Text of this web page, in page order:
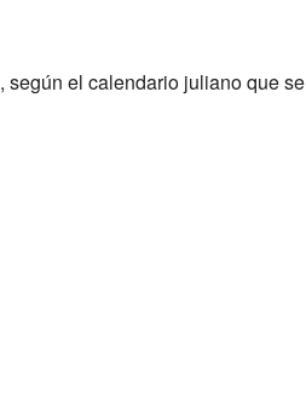
el calendario juliano que se